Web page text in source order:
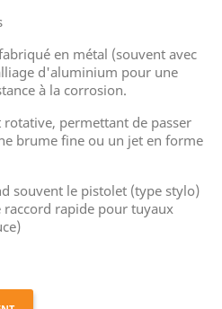
en métal (souvent avec
d'aluminium pour une
à la corrosion.
rotative, permettant de passer
brume fine ou un jet en forme
souvent le pistolet (type stylo)
rapide pour tuyaux